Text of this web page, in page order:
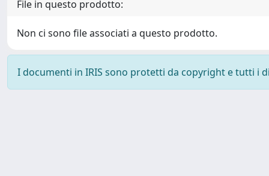
File in questo prodotto:
Non ci sono file associati a questo prodotto.
I documenti in IRIS sono protetti da copyright e tutti i